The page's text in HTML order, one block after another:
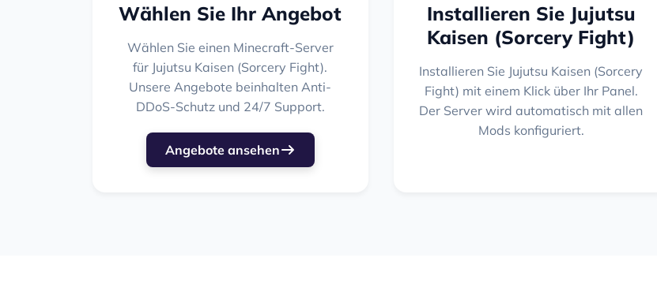
Wählen Sie Ihr Angebot
Wählen Sie einen Minecraft-Server
für Jujutsu Kaisen (Sorcery Fight).
Unsere Angebote beinhalten Anti-
DDoS-Schutz und 24/7 Support.
Angebote ansehen
Installieren Sie Jujutsu
Kaisen (Sorcery Fight)
Installieren Sie Jujutsu Kaisen (Sorcery
Fight) mit einem Klick über Ihr Panel.
Der Server wird automatisch mit allen
Mods konfiguriert.